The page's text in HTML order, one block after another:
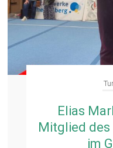
Elias
Mitglied
im